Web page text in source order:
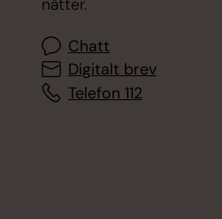
Chatt
Digitalt brev
Telefon 112